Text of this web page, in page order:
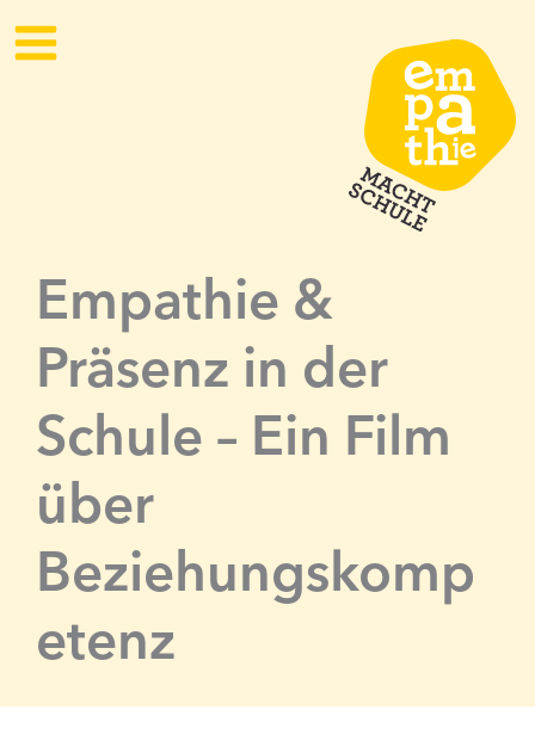
Inhalt
Empathie &
Präsenz in der
Schule – Ein Film
über
Beziehungskomp
etenz